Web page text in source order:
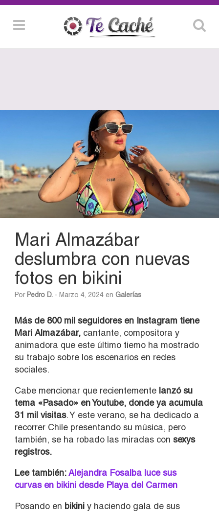
Mari Almazábar
deslumbra con nuevas
fotos en bikini
Por Pedro D. - Marzo 4, 2024 en Galerías
Más de 800 mil seguidores en Instagram tiene
Mari Almazábar, cantante, compositora y
animadora que este último tiemo ha mostrado
su trabajo sobre los escenarios en redes
sociales.
Cabe mencionar que recientemente lanzó su
tema «Pasado» en Youtube, donde ya acumula
31 mil visitas. Y este verano, se ha dedicado a
recorrer Chile presentando su música, pero
también, se ha robado las miradas con sexys
registros.
Lee también:Alejandra Fosalba luce sus
curvas en bikini desde Playa del Carmen
Posando en bikini y haciendo gala de sus